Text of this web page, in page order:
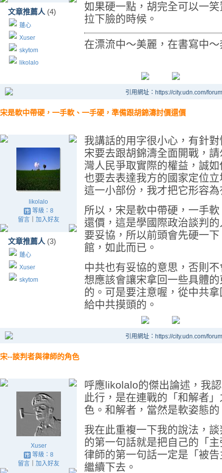
文章推薦人 (4)
蓮心
Xuser
skytom
likolalo
如果硬一點，胡完全可以一
拉下臉的時候。
在漂流中～美麗，在書寫中
引用網址：https://city.udn.com/
宋是軟中帶硬，一手軟、一手硬，準備跟胡錦濤討價還價
likolalo
等級：8
留言｜ 加入好友
文章推薦人 (3)
蓮心
Xuser
skytom
我講話的用字很小心，有針
宋要去跟胡錦濤全面開戰，
灣人民爭取實際的權益，誠
也要去表達我方的國家定位
這一小部份，我才把它形容
所以，宋是軟中帶硬，一手
還價，這是學國際政治談判
要妥協，所以前頭會先硬一
館，如此而已。
中共也有妥協的意思，否則
想應該會讓宋拿回一些具體
的。可是要注意喔，從中共
給中共摸頭的。
引用網址：https://city.udn.com/
宋--談判者與律師的角色
Xuser
等級：8
留言｜ 加入好友
呼應likolalo的傑出論述，我
此行，是在連戰的「和解者
色。和解者，當然是軟姿態
我在此重複一下我的說法，
的第一句話就是把自己的「
律師的第一句話一定是「被
繼續下去。